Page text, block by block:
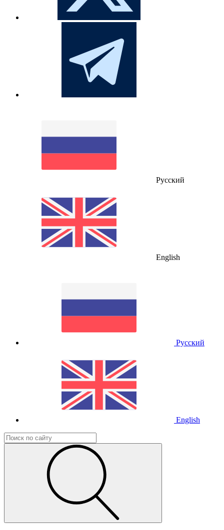
Русский
English
Русский
English